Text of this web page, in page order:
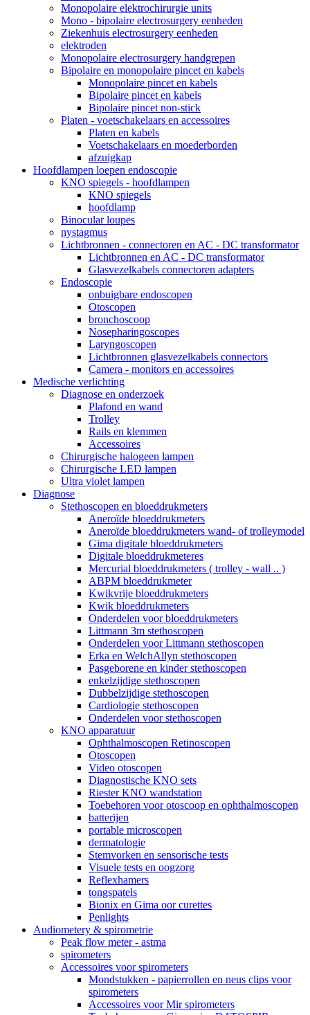
Monopolaire elektrochirurgie units
Mono - bipolaire electrosurgery eenheden
Ziekenhuis electrosurgery eenheden
elektroden
Monopolaire electrosurgery handgrepen
Bipolaire en monopolaire pincet en kabels
Monopolaire pincet en kabels
Bipolaire pincet en kabels
Bipolaire pincet non-stick
Platen - voetschakelaars en accessoires
Platen en kabels
Voetschakelaars en moederborden
afzuigkap
Hoofdlampen loepen endoscopie
KNO spiegels - hoofdlampen
KNO spiegels
hoofdlamp
Binocular loupes
nystagmus
Lichtbronnen - connectoren en AC - DC transformator
Lichtbronnen en AC - DC transformator
Glasvezelkabels connectoren adapters
Endoscopie
onbuigbare endoscopen
Otoscopen
bronchoscoop
Nosepharingoscopes
Laryngoscopen
Lichtbronnen glasvezelkabels connectors
Camera - monitors en accessoires
Medische verlichting
Diagnose en onderzoek
Plafond en wand
Trolley
Rails en klemmen
Accessoires
Chirurgische halogeen lampen
Chirurgische LED lampen
Ultra violet lampen
Diagnose
Stethoscopen en bloeddrukmeters
Aneroïde bloeddrukmeters
Aneroïde bloeddrukmeters wand- of trolleymodel
Gima digitale bloeddrukmeters
Digitale bloeddrukmeteres
Mercurial bloeddrukmeters ( trolley - wall .. )
ABPM bloeddrukmeter
Kwikvrije bloeddrukmeters
Kwik bloeddrukmeters
Onderdelen voor bloeddrukmeters
Littmann 3m stethoscopen
Onderdelen voor Littmann stethoscopen
Erka en WelchAllyn stethoscopen
Pasgeborene en kinder stethoscopen
enkelzijdige stethoscopen
Dubbelzijdige stethoscopen
Cardiologie stethoscopen
Onderdelen voor stethoscopen
KNO apparatuur
Ophthalmoscopen Retinoscopen
Otoscopen
Video otoscopen
Diagnostische KNO sets
Riester KNO wandstation
Toebehoren voor otoscoop en ophthalmoscopen
batterijen
portable microscopen
dermatologie
Stemvorken en sensorische tests
Visuele tests en oogzorg
Reflexhamers
tongspatels
Bionix en Gima oor curettes
Penlights
Audiometery & spirometrie
Peak flow meter - astma
spirometers
Accessoires voor spirometers
Mondstukken - papierrollen en neus clips voor
spirometers
Accessoires voor Mir spirometers